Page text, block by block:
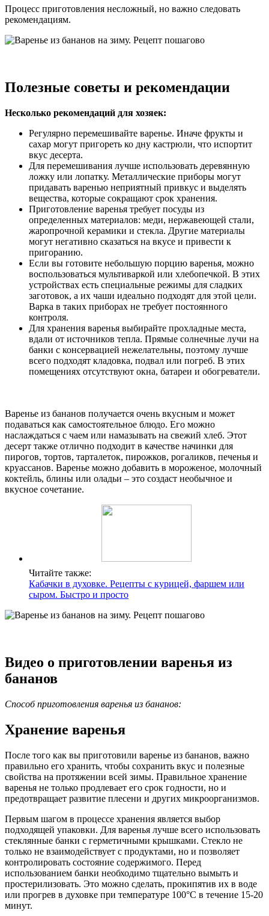
Процесс приготовления несложный, но важно следовать
рекомендациям.
Полезные советы и рекомендации
Несколько рекомендаций для хозяек:
Регулярно перемешивайте варенье. Иначе фрукты и
сахар могут пригореть ко дну кастрюли, что испортит
вкус десерта.
Для перемешивания лучше использовать деревянную
ложку или лопатку. Металлические приборы могут
придавать варенью неприятный привкус и выделять
вещества, которые сокращают срок хранения.
Приготовление варенья требует посуды из
определенных материалов: меди, нержавеющей стали,
жаропрочной керамики и стекла. Другие материалы
могут негативно сказаться на вкусе и привести к
пригоранию.
Если вы готовите небольшую порцию варенья, можно
воспользоваться мультиваркой или хлебопечкой. В этих
устройствах есть специальные режимы для сладких
заготовок, а их чаши идеально подходят для этой цели.
Варка в таких приборах не требует постоянного
контроля.
Для хранения варенья выбирайте прохладные места,
вдали от источников тепла. Прямые солнечные лучи на
банки с консервацией нежелательны, поэтому лучше
всего подходят кладовка, подвал или погреб. В этих
помещениях отсутствуют окна, батареи и обогреватели.
Варенье из бананов получается очень вкусным и может
подаваться как самостоятельное блюдо. Его можно
наслаждаться с чаем или намазывать на свежий хлеб. Этот
десерт также отлично подходит в качестве начинки для
пирогов, тортов, тарталеток, пирожков, рогаликов, печенья и
круассанов. Варенье можно добавить в мороженое, молочный
коктейль, блины или оладьи – это создаст необычное и
вкусное сочетание.
Читайте также:
Кабачки в духовке. Рецепты с курицей, фаршем или
сыром. Быстро и просто
Видео о приготовлении варенья из
бананов
Способ приготовления варенья из бананов:
Хранение варенья
После того как вы приготовили варенье из бананов, важно
правильно его хранить, чтобы сохранить вкус и полезные
свойства на протяжении всей зимы. Правильное хранение
варенья не только продлевает его срок годности, но и
предотвращает развитие плесени и других микроорганизмов.
Первым шагом в процессе хранения является выбор
подходящей упаковки. Для варенья лучше всего использовать
стеклянные банки с герметичными крышками. Стекло не
только не взаимодействует с продуктами, но и позволяет
контролировать состояние содержимого. Перед
использованием банки необходимо тщательно вымыть и
простерилизовать. Это можно сделать, прокипятив их в воде
или прогрев в духовке при температуре 100°C в течение 15-20
минут.